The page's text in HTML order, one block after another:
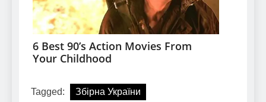
Tagged: Збірна України